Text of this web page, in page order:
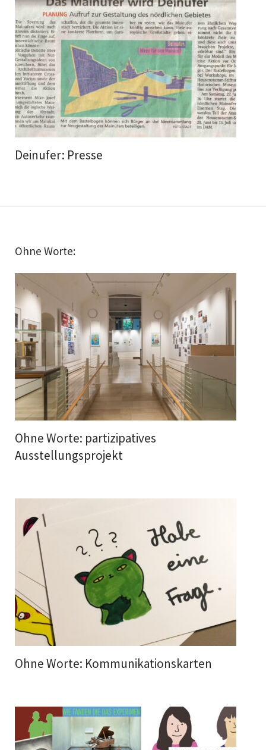
Deinufer: Presse
Ohne Worte:
Ohne Worte: partizipatives
Ausstellungsprojekt
Ohne Worte: Kommunikationskarten